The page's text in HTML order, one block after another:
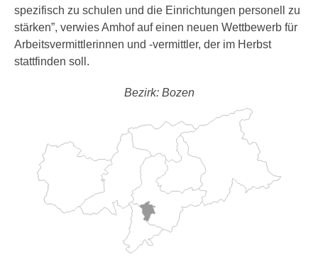
spezifisch zu schulen und die Einrichtungen personell zu
stärken”, verwies Amhof auf einen neuen Wettbewerb für
Arbeitsvermittlerinnen und -vermittler, der im Herbst
stattfinden soll.
Bezirk: Bozen